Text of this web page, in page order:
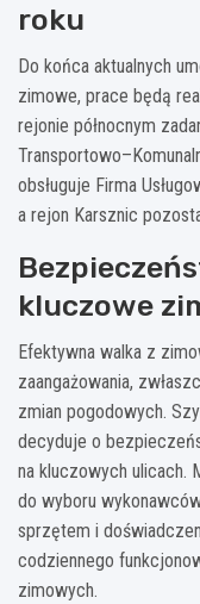
roku
Do końca aktualnych
zimowe, prace będą
rejonie północnym
obsługuje Firma
a rejon Karsznic
kluczowe
Efektywna walka z
zaangażowania,
zmian pogodowych.
decyduje o
na kluczowych ulicach.
do wyboru
sprzętem i
codziennego
zimowych.